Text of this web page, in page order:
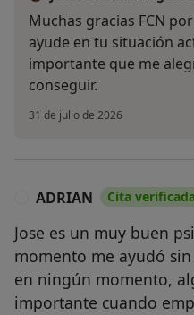
Muchas gracias FCN
ayude en tu situación
importante que me
conseguir.
31 de julio de 2026
ADRIAN Cita
Jose es un muy buen
momento me ayudó
en ningún momento,
importante cuando